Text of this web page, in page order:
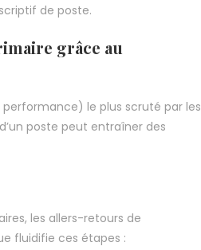
de poste.
grâce au
le plus scruté par les
poste peut entraîner des
les allers-retours de
fluidifie ces étapes :